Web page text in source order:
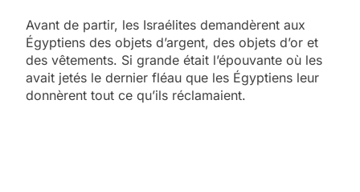
Avant de partir, les Israélites demandèrent aux
Égyptiens des objets d’argent, des objets d’or et
des vêtements. Si grande était l’épouvante où les
avait jetés le dernier fléau que les Égyptiens leur
donnèrent tout ce qu’ils réclamaient.